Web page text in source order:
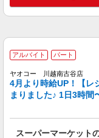
アルバイト パート
日・
給
ルバ
ださ
アルバイト パート
ヤオコー 川越南古谷店
4月より時給UP！【レ
まりました♪ 1日3時間
スーパーマーケット